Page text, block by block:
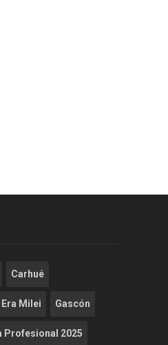
Carhué
Era Milei Gascón
Profesional 2025